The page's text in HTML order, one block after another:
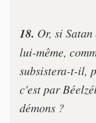
18. Or, si
lui-même,
subsistera-t-il,
c'est par
démons ?